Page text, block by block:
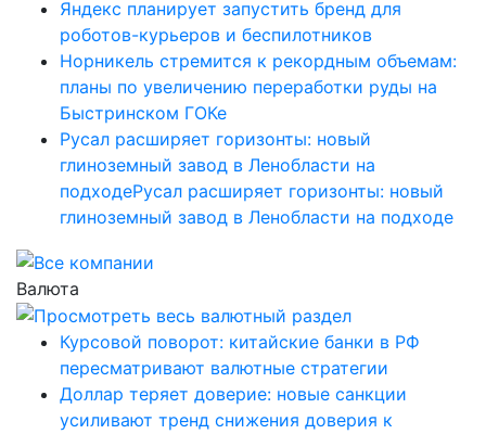
Яндекс планирует запустить бренд для
роботов-курьеров и беспилотников
Норникель стремится к рекордным объемам:
планы по увеличению переработки руды на
Быстринском ГОКе
Русал расширяет горизонты: новый
глиноземный завод в Ленобласти на
подходеРусал расширяет горизонты: новый
глиноземный завод в Ленобласти на подходе
Валюта
Курсовой поворот: китайские банки в РФ
пересматривают валютные стратегии
Доллар теряет доверие: новые санкции
усиливают тренд снижения доверия к